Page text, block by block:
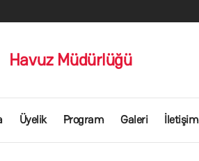
Havuz Müdürlüğü
Üyelik Program Galeri İletişim